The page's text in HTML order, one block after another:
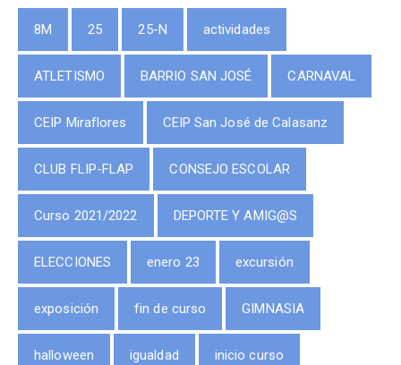
8M 25 25-N actividades
ATLETISMO BARRIO SAN JOSÉ CARNAVAL
CEIP Miraflores CEIP San José de Calasanz
CLUB FLIP-FLAP CONSEJO ESCOLAR
Curso 2021/2022 DEPORTE Y AMIG@S
ELECCIONES enero 23 excursión
exposición fin de curso GIMNASIA
halloween igualdad inicio curso